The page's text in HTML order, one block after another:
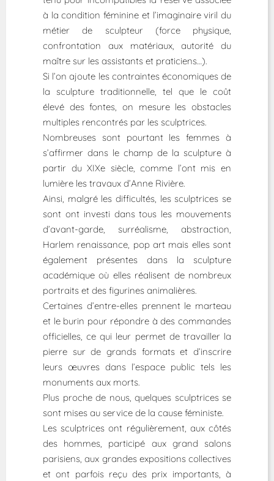
à la condition féminine et l’imaginaire viril du
métier de sculpteur (force physique,
confrontation aux matériaux, autorité du
maître sur les assistants et praticiens…).
Si l’on ajoute les contraintes économiques de
la sculpture traditionnelle, tel que le coût
élevé des fontes, on mesure les obstacles
multiples rencontrés par les sculptrices.
Nombreuses sont pourtant les femmes à
s’affirmer dans le champ de la sculpture à
partir du XIXe siècle, comme l’ont mis en
lumière les travaux d’Anne Rivière.
Ainsi, malgré les difficultés, les sculptrices se
sont ont investi dans tous les mouvements
d’avant-garde, surréalisme, abstraction,
Harlem renaissance, pop art mais elles sont
également présentes dans la sculpture
académique où elles réalisent de nombreux
portraits et des figurines animalières.
Certaines d’entre-elles prennent le marteau
et le burin pour répondre à des commandes
officielles, ce qui leur permet de travailler la
pierre sur de grands formats et d’inscrire
leurs œuvres dans l’espace public tels les
monuments aux morts.
Plus proche de nous, quelques sculptrices se
sont mises au service de la cause féministe.
Les sculptrices ont régulièrement, aux côtés
des hommes, participé aux grand salons
parisiens, aux grandes expositions collectives
et ont parfois reçu des prix importants, à